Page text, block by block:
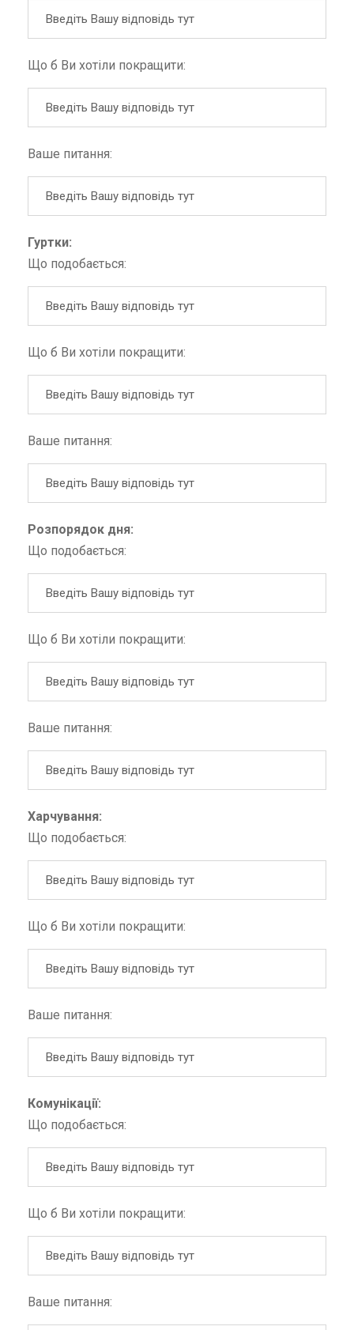
Що б Ви хотіли покращити:
Ваше питання:
Гуртки:
Що подобається:
Що б Ви хотіли покращити:
Ваше питання:
Розпорядок дня:
Що подобається:
Що б Ви хотіли покращити:
Ваше питання:
Харчування:
Що подобається:
Що б Ви хотіли покращити:
Ваше питання:
Комунікації:
Що подобається:
Що б Ви хотіли покращити:
Ваше питання: